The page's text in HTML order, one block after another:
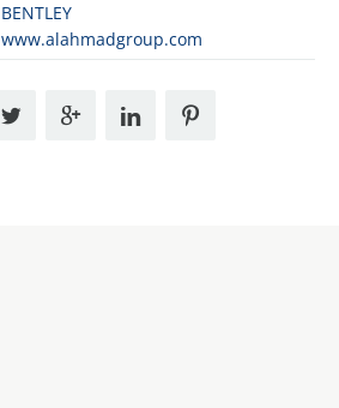
BENTLEY
www.alahmadgroup.com